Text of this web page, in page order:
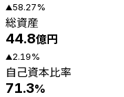
▲58.27%
総資産
44.8億円
▲2.19%
自己資本比率
71.3%